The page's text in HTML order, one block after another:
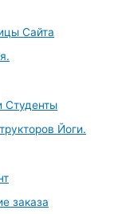
Сайта
Студенты
Йоги.
заказа